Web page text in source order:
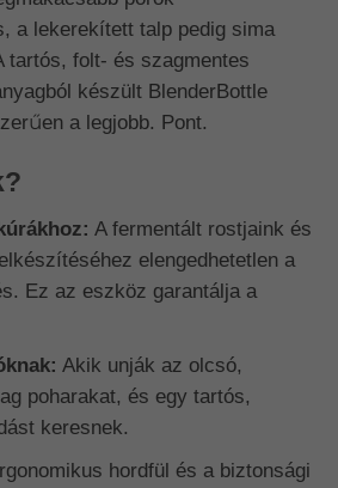
a lekerekített talp pedig sima
tartós, folt- és szagmentes
készült BlenderBottle
a legjobb. Pont.
A fermentált rostjaink és
elengedhetetlen a
Ez az eszköz garantálja a
Akik unják az olcsó,
poharakat, és egy tartós,
keresnek.
hordfül és a biztonsági